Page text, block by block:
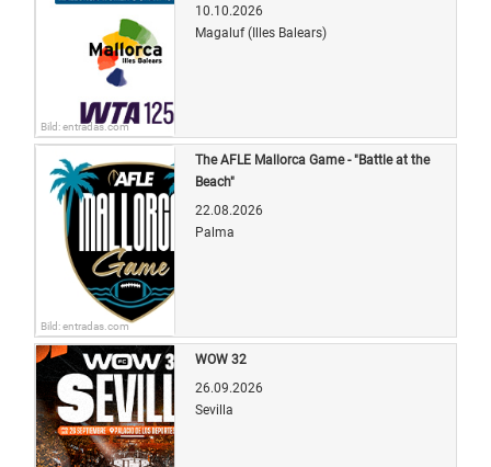
Bild: entradas.com
10.10.2026
Magaluf (Illes Balears)
Bild: entradas.com
The AFLE Mallorca Game - "Battle at the
Beach"
22.08.2026
Palma
WOW 32
26.09.2026
Sevilla